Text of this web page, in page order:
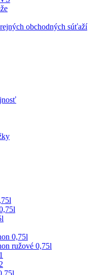
obchodných súťaží
0,75l
ružové 0,75l